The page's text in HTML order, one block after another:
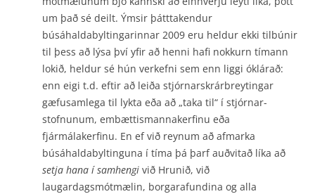
um það sé deilt. Ýmsir þátttakendur
búsáhaldabyltingarinnar 2009 eru heldur ekki tilbúnir
til þess að lýsa því yfir að henni hafi nokkurn tímann
lokið, heldur sé hún verkefni sem enn liggi óklárað:
enn eigi t.d. eftir að leiða stjórnarskrárbreytingar
gæfusamlega til lykta eða að „taka til“ í stjórnar­
stofnunum, embættismannakerfinu eða
fjármálakerfinu. En ef við reynum að afmarka
búsáhaldabyltinguna í tíma þá þarf auðvitað líka að
setja hana í samhengi við Hrunið, við
laugardagsmótmælin, borgarafundina og alla